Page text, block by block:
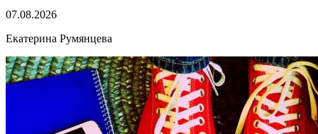
07.08.2026
Екатерина Румянцева